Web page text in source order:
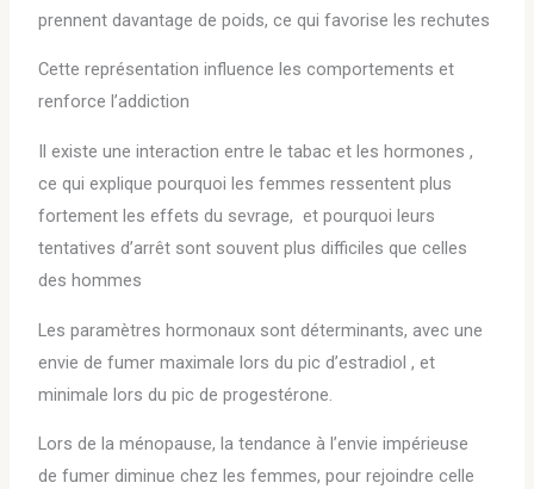
prennent davantage de poids, ce qui favorise les rechutes
Cette représentation influence les comportements et
renforce l’addiction
Il existe une interaction entre le tabac et les hormones ,
ce qui explique pourquoi les femmes ressentent plus
fortement les effets du sevrage, et pourquoi leurs
tentatives d’arrêt sont souvent plus difficiles que celles
des hommes
Les paramètres hormonaux sont déterminants, avec une
envie de fumer maximale lors du pic d’estradiol , et
minimale lors du pic de progestérone.
Lors de la ménopause, la tendance à l’envie impérieuse
de fumer diminue chez les femmes, pour rejoindre celle